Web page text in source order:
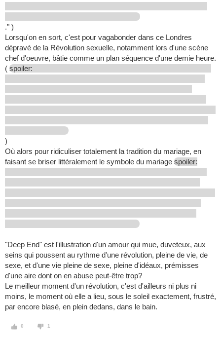
." )
Lorsqu'on en sort, c'est pour vagabonder dans ce Londres
dépravé de la Révolution sexuelle, notamment lors d'une scène
chef d'oeuvre, bâtie comme un plan séquence d'une demie heure.
( spoiler:
)
Où alors pour ridiculiser totalement la tradition du mariage, en
faisant se briser littéralement le symbole du mariage spoiler:
"Deep End" est l'illustration d'un amour qui mue, duveteux, aux
seins qui poussent au rythme d'une révolution, pleine de vie, de
sexe, et d'une vie pleine de sexe, pleine d'idéaux, prémisses
d'une aire dont on en abuse peut-être trop?
Le meilleur moment d'un révolution, c'est d'ailleurs ni plus ni
moins, le moment où elle a lieu, sous le soleil exactement, frustré,
par encore blasé, en plein dedans, dans le bain.
0 1